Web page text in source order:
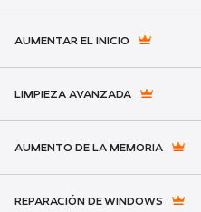
AUMENTAR EL INICIO
LIMPIEZA AVANZADA
AUMENTO DE LA MEMORIA
REPARACIÓN DE WINDOWS